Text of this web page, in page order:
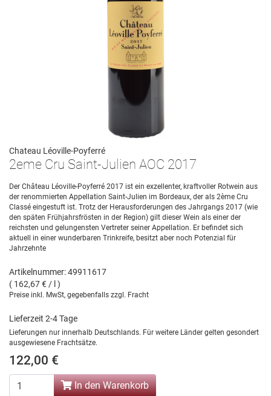
Chateau Léoville-Poyferré
2eme Cru Saint-Julien AOC 2017
Der Château Léoville-Poyferré 2017 ist ein exzellenter, kraftvoller Rotwein aus
der renommierten Appellation Saint-Julien im Bordeaux, der als 2ème Cru
Classé eingestuft ist. Trotz der Herausforderungen des Jahrgangs 2017 (wie
den späten Frühjahrsfrösten in der Region) gilt dieser Wein als einer der
reichsten und gelungensten Vertreter seiner Appellation. Er befindet sich
aktuell in einer wunderbaren Trinkreife, besitzt aber noch Potenzial für
Jahrzehnte
Artikelnummer: 49911617
( 162,67 € / l )
Preise inkl. MwSt, gegebenfalls zzgl. Fracht
Lieferzeit 2-4 Tage
Lieferungen nur innerhalb Deutschlands. Für weitere Länder gelten gesondert
ausgewiesene Frachtsätze.
122,00 €
In den Warenkorb